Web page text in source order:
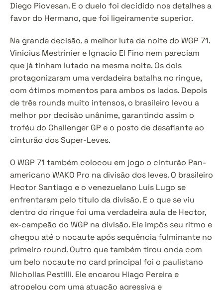
Diego Piovesan. E o duelo foi decidido nos detalhes a
favor do Hermano, que foi ligeiramente superior.
Na grande decisão, a melhor luta da noite do WGP 71.
Vinicius Mestrinier e Ignacio El Fino nem pareciam
que já tinham lutado na mesma noite. Os dois
protagonizaram uma verdadeira batalha no ringue,
com ótimos momentos para ambos os lados. Depois
de três rounds muito intensos, o brasileiro levou a
melhor por decisão unânime, garantindo assim o
troféu do Challenger GP e o posto de desafiante ao
cinturão dos Super-Leves.
O WGP 71 também colocou em jogo o cinturão Pan-
americano WAKO Pro na divisão dos leves. O brasileiro
Hector Santiago e o venezuelano Luis Lugo se
enfrentaram pelo título da divisão. E o que se viu
dentro do ringue foi uma verdadeira aula de Hector,
ex-campeão do WGP na divisão. Ele impôs seu ritmo e
chegou até o nocaute após sequência fulminante no
primeiro round. Outro que também tirou onda com
um belo nocaute no card principal foi o paulistano
Nichollas Pestilli. Ele encarou Hiago Pereira e
atropelou com uma atuação agressiva e